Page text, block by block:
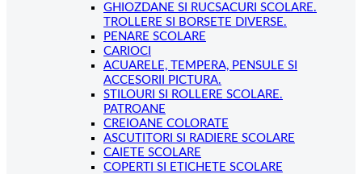
GHIOZDANE SI RUCSACURI SCOLARE.
TROLLERE SI BORSETE DIVERSE.
PENARE SCOLARE
CARIOCI
ACUARELE, TEMPERA, PENSULE SI
ACCESORII PICTURA.
STILOURI SI ROLLERE SCOLARE.
PATROANE
CREIOANE COLORATE
ASCUTITORI SI RADIERE SCOLARE
CAIETE SCOLARE
COPERTI SI ETICHETE SCOLARE